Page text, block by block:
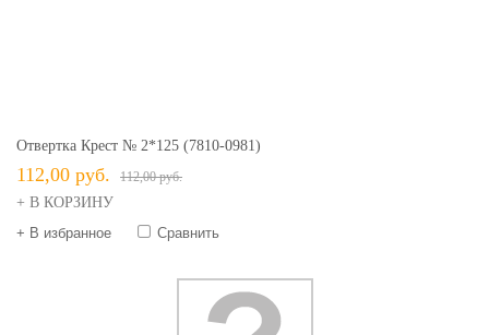
Отвертка Крест № 2*125 (7810-0981)
112,00 руб. 112,00 руб.
+ В КОРЗИНУ
+ В избранное
Сравнить